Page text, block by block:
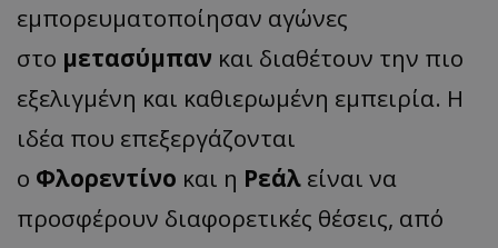
εμπορευματοποίησαν αγώνες
στο μετασύμπαν και διαθέτουν την πιο
εξελιγμένη και καθιερωμένη εμπειρία. Η
ιδέα που επεξεργάζονται
ο Φλορεντίνο και η Ρεάλ είναι να
προσφέρουν διαφορετικές θέσεις, από